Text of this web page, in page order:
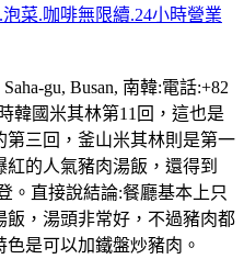
菜.咖啡無限續.24小時營業
gu, Busan, 南韓:電話:+82
韓國米其林第11回，這也是
三回，釜山米其林則是第一
的人氣豬肉湯飯，還得到
。直接說結論:餐廳基本上只
，湯頭非常好，不過豬肉都
是可以加鐵盤炒豬肉。